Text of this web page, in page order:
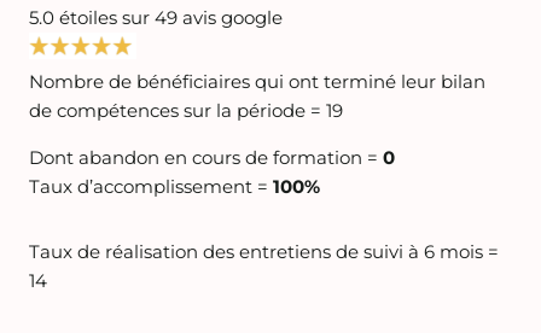
5.0 étoiles sur 49 avis google
Nombre de bénéficiaires qui ont terminé leur bilan
de compétences sur la période = 19
Dont abandon en cours de formation = 0
Taux d’accomplissement = 100%
Taux de réalisation des entretiens de suivi à 6 mois =
14